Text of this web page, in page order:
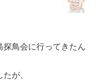
探鳥会に行ってきたん
が、